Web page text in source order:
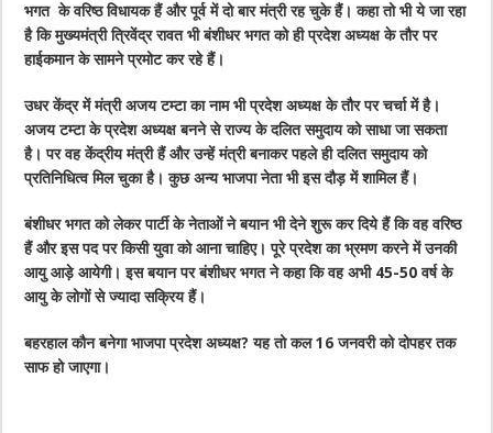
भगत के वरिष्ठ विधायक हैं और पूर्व में दो बार मंत्री रह चुके हैं। कहा तो भी ये जा रहा
है कि मुख्यमंत्री त्रिवेंद्र रावत भी बंशीधर भगत को ही प्रदेश अध्यक्ष के तौर पर
हाईकमान के सामने प्रमोट कर रहे हैं।
उधर केंद्र में मंत्री अजय टम्टा का नाम भी प्रदेश अध्यक्ष के तौर पर चर्चा में है।
अजय टम्टा के प्रदेश अध्यक्ष बनने से राज्य के दलित समुदाय को साधा जा सकता
है। पर वह केंद्रीय मंत्री हैं और उन्हें मंत्री बनाकर पहले ही दलित समुदाय को
प्रतिनिधित्व मिल चुका है। कुछ अन्य भाजपा नेता भी इस दौड़ में शामिल हैं।
बंशीधर भगत को लेकर पार्टी के नेताओं ने बयान भी देने शुरू कर दिये हैं कि वह वरिष्ठ
हैं और इस पद पर किसी युवा को आना चाहिए। पूरे प्रदेश का भ्रमण करने में उनकी
आयु आड़े आयेगी। इस बयान पर बंशीधर भगत ने कहा कि वह अभी 45-50 वर्ष के
आयु के लोगों से ज्यादा सक्रिय हैं।
बहरहाल कौन बनेगा भाजपा प्रदेश अध्यक्ष? यह तो कल 16 जनवरी को दोपहर तक
साफ हो जाएगा।